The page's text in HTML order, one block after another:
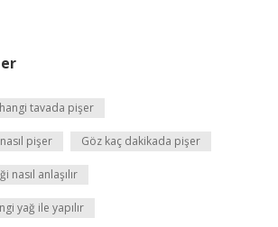
tavada pişer
pişer Göz kaç dakikada pişer
nasıl anlaşılır
yağ ile yapılır